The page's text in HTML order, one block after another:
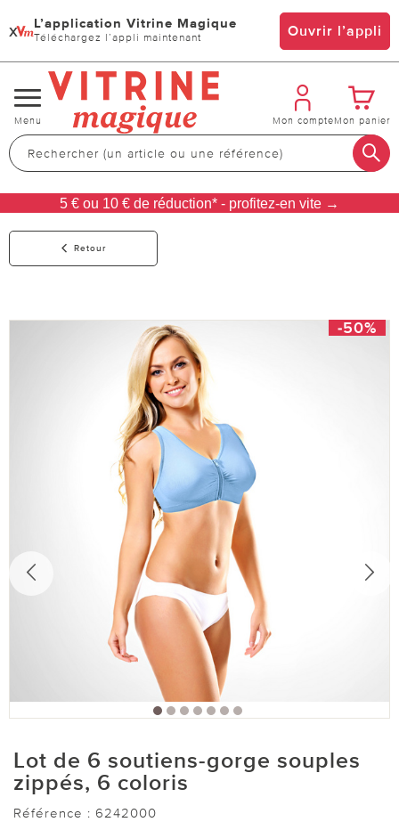
x L’application Vitrine Magique
Téléchargez l’appli maintenant Ouvrir l’appli
Changer
de
navigation
Menu Mon compteMon panier
5 € ou 10 € de réduction* - profitez-en vite →
Retour
-50%
Lot de 6 soutiens-gorge souples
zippés, 6 coloris
Référence : 6242000